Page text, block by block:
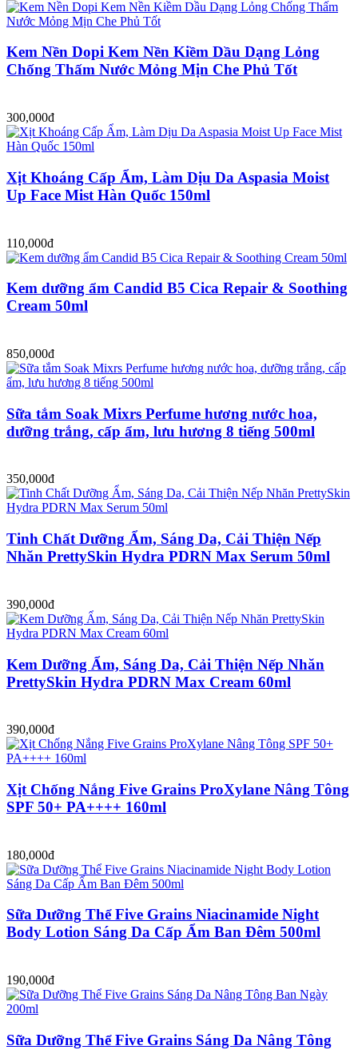
Kem Nền Dopi Kem Nền Kiềm Dầu Dạng Lỏng
Chống Thấm Nước Mỏng Mịn Che Phủ Tốt
300,000đ
Xịt Khoáng Cấp Ẩm, Làm Dịu Da Aspasia Moist
Up Face Mist Hàn Quốc 150ml
110,000đ
Kem dưỡng ẩm Candid B5 Cica Repair & Soothing
Cream 50ml
850,000đ
Sữa tắm Soak Mixrs Perfume hương nước hoa,
dưỡng trắng, cấp ẩm, lưu hương 8 tiếng 500ml
350,000đ
Tinh Chất Dưỡng Ẩm, Sáng Da, Cải Thiện Nếp
Nhăn PrettySkin Hydra PDRN Max Serum 50ml
390,000đ
Kem Dưỡng Ẩm, Sáng Da, Cải Thiện Nếp Nhăn
PrettySkin Hydra PDRN Max Cream 60ml
390,000đ
Xịt Chống Nắng Five Grains ProXylane Nâng Tông
SPF 50+ PA++++ 160ml
180,000đ
Sữa Dưỡng Thể Five Grains Niacinamide Night
Body Lotion Sáng Da Cấp Ẩm Ban Đêm 500ml
190,000đ
Sữa Dưỡng Thể Five Grains Sáng Da Nâng Tông